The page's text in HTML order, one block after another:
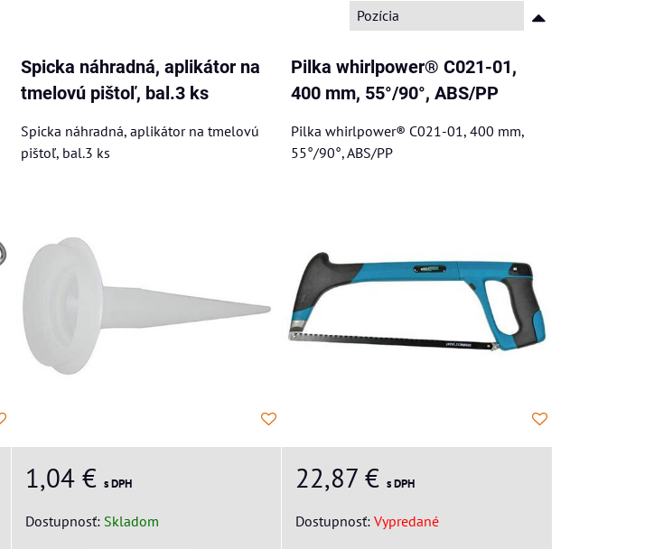
Pozícia
Spicka náhradná, aplikátor na
tmelovú pištoľ, bal.3 ks
Spicka náhradná, aplikátor na tmelovú
pištoľ, bal.3 ks
1,04 € s DPH
Dostupnosť: Skladom
Pilka whirlpower® C021-01,
400 mm, 55°/90°, ABS/PP
Pilka whirlpower® C021-01, 400 mm,
55°/90°, ABS/PP
22,87 €s DPH
Dostupnosť:Vypredané